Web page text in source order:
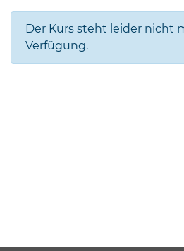
Der Kurs steht leider nicht
Verfügung.